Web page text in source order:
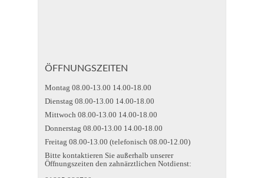
ÖFFNUNGSZEITEN
Montag 08.00-13.00 14.00-18.00
Dienstag 08.00-13.00 14.00-18.00
Mittwoch 08.00-13.00 14.00-18.00
Donnerstag 08.00-13.00 14.00-18.00
Freitag 08.00-13.00 (telefonisch 08.00-12.00)
Bitte kontaktieren Sie außerhalb unserer
Öffnungszeiten den zahnärztlichen Notdienst: